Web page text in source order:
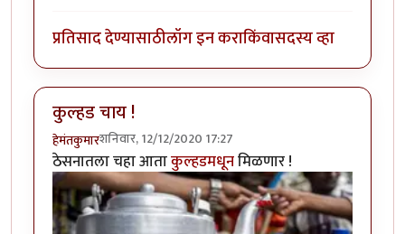
प्रतिसाद देण्यासाठीलॉग इन कराकिंवासदस्य व्हा
कुल्हड चाय !
हेमंतकुमारशनिवार, 12/12/2020 17:27
ठेसनातला चहा आताकुल्हडमधूनमिळणार !